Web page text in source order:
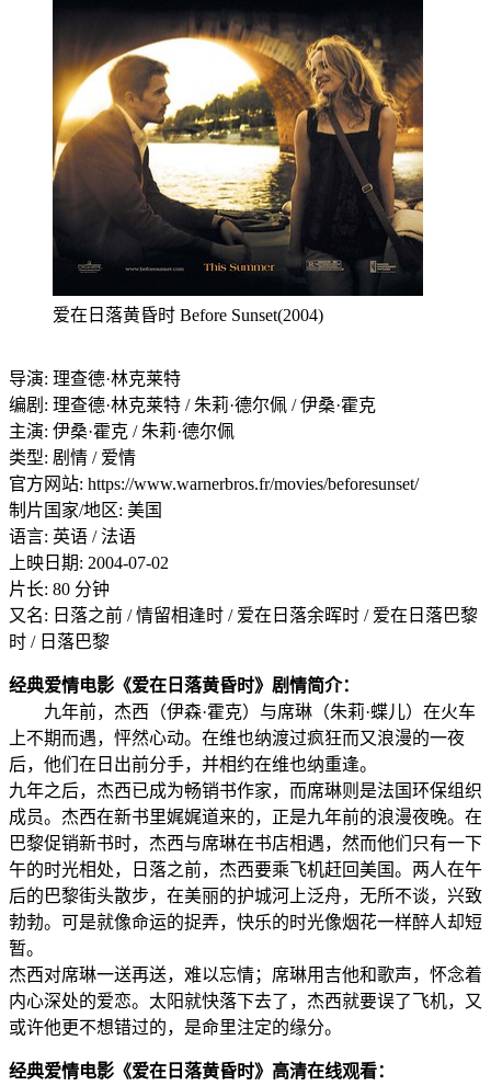
爱在日落黄昏时 Before Sunset(2004)
导演: 理查德·林克莱特
编剧: 理查德·林克莱特 / 朱莉·德尔佩 / 伊桑·霍克
主演: 伊桑·霍克 / 朱莉·德尔佩
类型: 剧情 / 爱情
官方网站: https://www.warnerbros.fr/movies/beforesunset/
制片国家/地区: 美国
语言: 英语 / 法语
上映日期: 2004-07-02
片长: 80 分钟
又名: 日落之前 / 情留相逢时 / 爱在日落余晖时 / 爱在日落巴黎
时 / 日落巴黎
经典爱情电影《爱在日落黄昏时》剧情简介：
九年前，杰西（伊森·霍克）与席琳（朱莉·蝶儿）在火车
上不期而遇，怦然心动。在维也纳渡过疯狂而又浪漫的一夜
后，他们在日出前分手，并相约在维也纳重逢。
九年之后，杰西已成为畅销书作家，而席琳则是法国环保组织
成员。杰西在新书里娓娓道来的，正是九年前的浪漫夜晚。在
巴黎促销新书时，杰西与席琳在书店相遇，然而他们只有一下
午的时光相处，日落之前，杰西要乘飞机赶回美国。两人在午
后的巴黎街头散步，在美丽的护城河上泛舟，无所不谈，兴致
勃勃。可是就像命运的捉弄，快乐的时光像烟花一样醉人却短
暂。
杰西对席琳一送再送，难以忘情；席琳用吉他和歌声，怀念着
内心深处的爱恋。太阳就快落下去了，杰西就要误了飞机，又
或许他更不想错过的，是命里注定的缘分。
经典爱情电影《爱在日落黄昏时》高清在线观看：